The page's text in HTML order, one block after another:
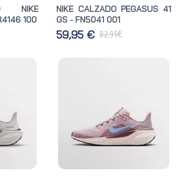
NIKE
100
NIKE CALZADO PEGASUS 41
GS - FN5041 001
59,95 € 82,95€